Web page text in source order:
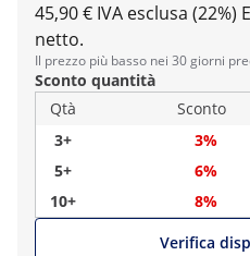
45,90 € IVA esclusa (22%)
netto.
Il prezzo più basso nei 30 giorni
Sconto quantità
Qtà
Sconto
3+
3%
5+
6%
10+
8%
Verifica